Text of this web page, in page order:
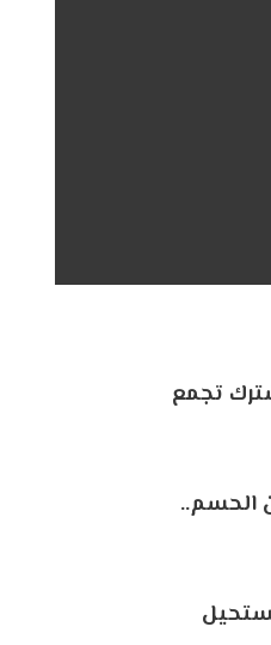
تجمع
الحسم..